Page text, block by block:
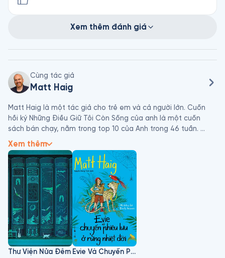
Xem thêm đánh giá
Cùng tác giả
Matt Haig
Matt Haig là một tác giả cho trẻ em và cả người lớn. Cuốn
hồi ký Những Điều Giữ Tôi Còn Sống của anh là một cuốn
sách bán chạy, nằm trong top 10 của Anh trong 46 tuần.
Cuốn sách dành cho trẻ em của anh mang tên A Boy Called
Christmas đã thành công rực rỡ và được dịch ra hơn 40 thứ
tiếng. Cuốn sách này đang được dựng thành phim với sự
tham gia của Maggie Smith, Sally Hawkins và Jim Broadbent
và The Guardian đã gọi nó là một 'tác phẩm kinh điển tức
thì'. Các tiểu thuyết dành cho người lớn của anh bao gồm
How To Stop Time, The Radleys, The Humans từng đoạt giải
thưởng và cuốn sách bán chạy The Midnight Library.
Anh đã bán được hơn ba triệu cuốn sách trên toàn thế giới.
Xem thêm
Thư Viện Nửa Đêm
Evie Và Chuyến Phiêu Lưu Ở Rừng Nhiệt Đới